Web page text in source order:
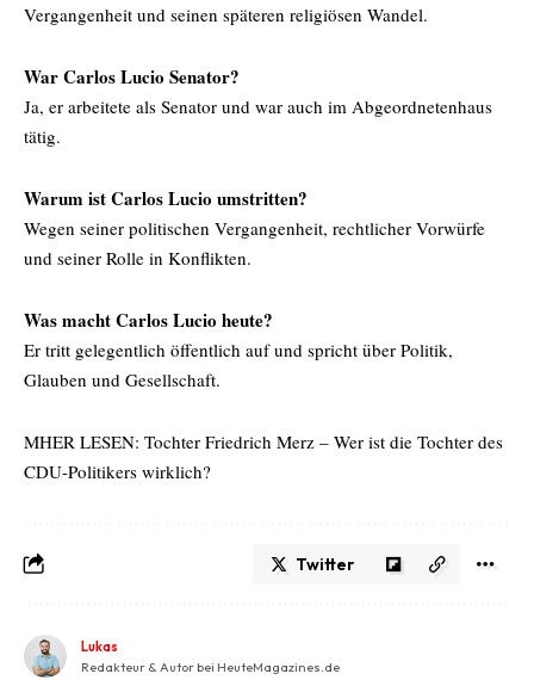
Vergangenheit und seinen späteren religiösen Wandel.
War Carlos Lucio Senator?
Ja, er arbeitete als Senator und war auch im Abgeordnetenhaus
tätig.
Warum ist Carlos Lucio umstritten?
Wegen seiner politischen Vergangenheit, rechtlicher Vorwürfe
und seiner Rolle in Konflikten.
Was macht Carlos Lucio heute?
Er tritt gelegentlich öffentlich auf und spricht über Politik,
Glauben und Gesellschaft.
MHER LESEN: Tochter Friedrich Merz – Wer ist die Tochter des
CDU-Politikers wirklich?
Twitter
Lukas
Redakteur & Autor bei HeuteMagazines.de